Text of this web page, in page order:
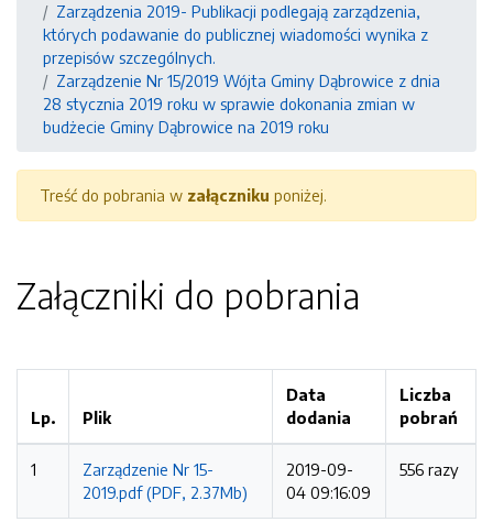
Zarządzenia 2019- Publikacji podlegają zarządzenia,
których podawanie do publicznej wiadomości wynika z
przepisów szczególnych.
Zarządzenie Nr 15/2019 Wójta Gminy Dąbrowice z dnia
28 stycznia 2019 roku w sprawie dokonania zmian w
budżecie Gminy Dąbrowice na 2019 roku
Treść do pobrania w załączniku poniżej.
Załączniki do pobrania
Lp. Plik
Data
dodania
Liczba
pobrań
1
Zarządzenie Nr 15-
2019.pdf (PDF, 2.37Mb)
2019-09-
04 09:16:09
556 razy